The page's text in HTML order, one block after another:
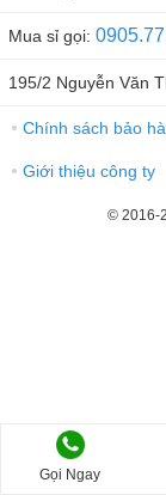
Mua sỉ gọi:
195/2 Nguyễn Văn
● Chính sách bảo
● Giới thiệu công ty
© 2016-
Gọi Ngay